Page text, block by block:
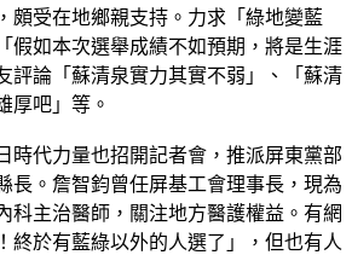
頗受在地鄉親支持。力求「綠地變藍
假如本次選舉成績不如預期，將是生涯
評論「蘇清泉實力其實不弱」、「蘇清
厚吧」等。
時代力量也招開記者會，推派屏東黨部
長。詹智鈞曾任屏基工會理事長，現為
科主治醫師，關注地方醫護權益。有網
終於有藍綠以外的人選了」，但也有人